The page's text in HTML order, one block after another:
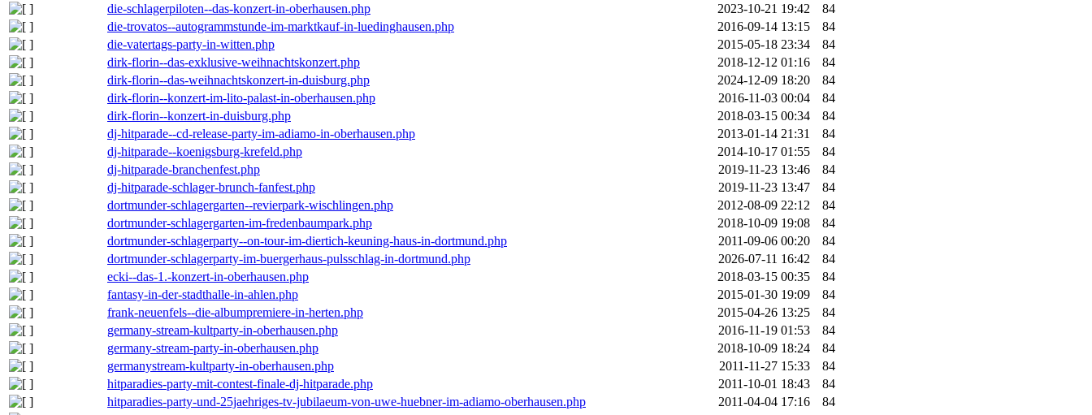
die-schlagerpiloten--das-konzert-in-oberhausen.php
2023-10-21 19:42
84
die-trovatos--autogrammstunde-im-marktkauf-in-luedinghausen.php
2016-09-14 13:15
84
die-vatertags-party-in-witten.php
2015-05-18 23:34
84
dirk-florin--das-exklusive-weihnachtskonzert.php
2018-12-12 01:16
84
dirk-florin--das-weihnachtskonzert-in-duisburg.php
2024-12-09 18:20
84
dirk-florin--konzert-im-lito-palast-in-oberhausen.php
2016-11-03 00:04
84
dirk-florin--konzert-in-duisburg.php
2018-03-15 00:34
84
dj-hitparade--cd-release-party-im-adiamo-in-oberhausen.php
2013-01-14 21:31
84
dj-hitparade--koenigsburg-krefeld.php
2014-10-17 01:55
84
dj-hitparade-branchenfest.php
2019-11-23 13:46
84
dj-hitparade-schlager-brunch-fanfest.php
2019-11-23 13:47
84
dortmunder-schlagergarten--revierpark-wischlingen.php
2012-08-09 22:12
84
dortmunder-schlagergarten-im-fredenbaumpark.php
2018-10-09 19:08
84
dortmunder-schlagerparty--on-tour-im-diertich-keuning-haus-in-dortmund.php
2011-09-06 00:20
84
dortmunder-schlagerparty-im-buergerhaus-pulsschlag-in-dortmund.php
2026-07-11 16:42
84
ecki--das-1.-konzert-in-oberhausen.php
2018-03-15 00:35
84
fantasy-in-der-stadthalle-in-ahlen.php
2015-01-30 19:09
84
frank-neuenfels--die-albumpremiere-in-herten.php
2015-04-26 13:25
84
germany-stream-kultparty-in-oberhausen.php
2016-11-19 01:53
84
germany-stream-party-in-oberhausen.php
2018-10-09 18:24
84
germanystream-kultparty-in-oberhausen.php
2011-11-27 15:33
84
hitparadies-party-mit-contest-finale-dj-hitparade.php
2011-10-01 18:43
84
hitparadies-party-und-25jaehriges-tv-jubilaeum-von-uwe-huebner-im-adiamo-oberhausen.php
2011-04-04 17:16
84